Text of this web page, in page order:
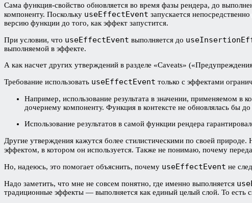
Сама функция-свойство обновляется во время фазы рендера, до
компоненту. Поскольку useEffectEvent запускается
версию функции до того, как эффект запустится.
При условии, что useEffectEvent выполняется до
выполняемой в эффекте.
А как насчет других утверждений в разделе «Caveats»
Требование использовать useEffectEvent только с эффектами
Например, использование результата в значении, применяемом в
дочернему компоненту. Функция в контексте не обновлялась бы
Использование результатов в самой функции рендера
Другие утверждения кажутся более стилистическими по своей
эффектом, в котором он используется. Также не понимаю, почему
Но, надеюсь, это помогает объяснить, почему useEffectEvent не
Надо заметить, что мне не совсем понятно, где именно выполняется
традиционные эффекты — выполняется как единый целый слой. То есть